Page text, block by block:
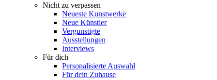
Nicht zu verpassen
Neueste Kunstwerke
Neue Künstler
Vergunstigte
Ausstellungen
Interviews
Für dich
Personalisierte Auswahl
Für dein Zuhause